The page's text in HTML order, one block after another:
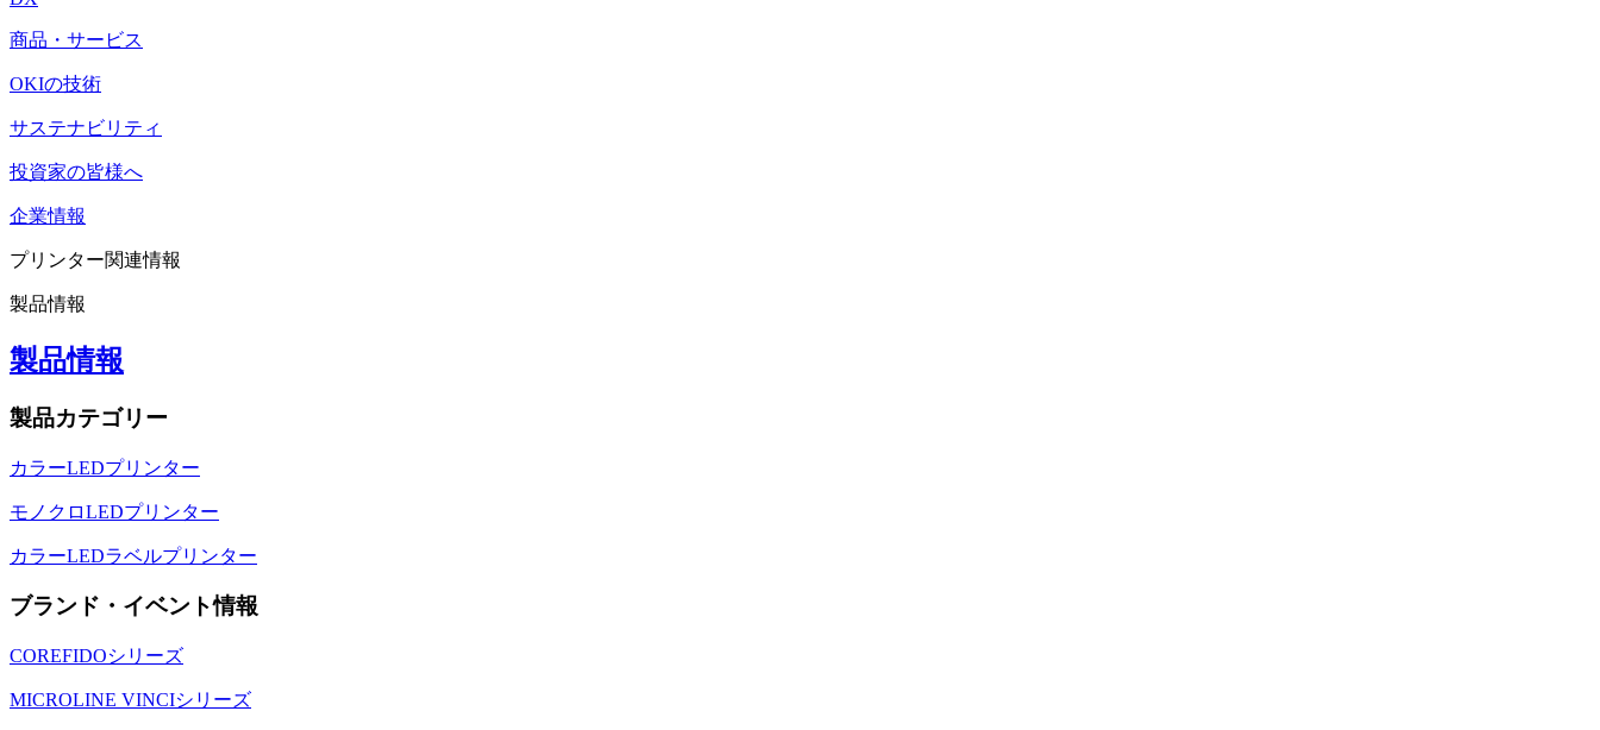
商品・サービス
OKIの技術
サステナビリティ
投資家の皆様へ
企業情報
プリンター関連情報
製品情報
製品情報
製品カテゴリー
カラーLEDプリンター
モノクロLEDプリンター
カラーLEDラベルプリンター
ブランド・イベント情報
COREFIDOシリーズ
MICROLINE VINCIシリーズ